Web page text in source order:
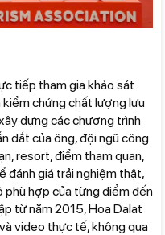
tiếp tham gia khảo sát
chứng chất lượng lưu
dựng các chương trình
dắt của ông, đội ngũ công
resort, điểm tham quan,
đánh giá trải nghiệm thật,
hợp của từng điểm đến
từ năm 2015, Hoa Dalat
video thực tế, không qua